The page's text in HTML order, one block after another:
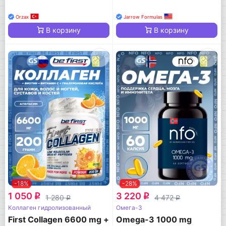
Orzax
В корзину
Jarrow Formulas
В корзину
-18%
1 050 q 1 280q
Коллаген гидролизованный
First Collagen 6600 mg +
-28%
3 220 q 4 472q
Омега-3
Omega-3 1000 mg